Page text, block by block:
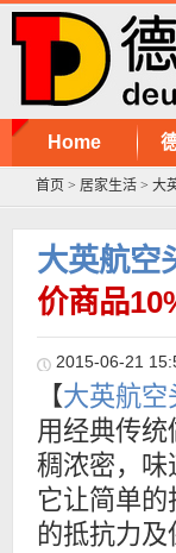
Home
首页 > 居家生活 > 大
大英航空
价商品
2015-06-21
【大英航空
用经典传
稠浓密，味
它让简单
的抵抗力